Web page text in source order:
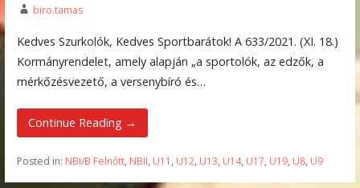
biro.tamas
Kedves Szurkolók, Kedves Sportbarátok! A 633/2021. (XI. 18.)
Kormányrendelet, amely alapján „a sportolók, az edzők, a
mérkőzésvezető, a versenybíró és…
Continue Reading →
Posted in: NBI/B Felnőtt, NBII, U11 , U12, U13, U14, U17, U19, U8, U9